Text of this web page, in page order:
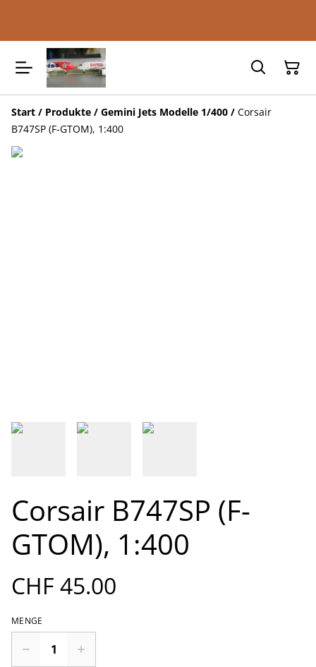
Start / Produkte / Gemini Jets Modelle 1/400 / Corsair
B747SP (F-GTOM), 1:400
Corsair B747SP (F-
GTOM), 1:400
CHF 45.00
MENGE